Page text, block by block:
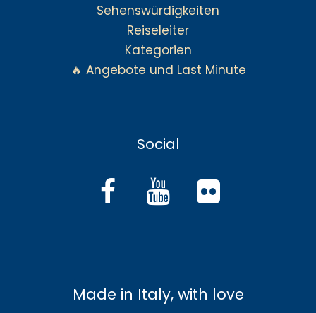
Sehenswürdigkeiten
Reiseleiter
Kategorien
🔥 Angebote und Last Minute
Social
Made in Italy, with love